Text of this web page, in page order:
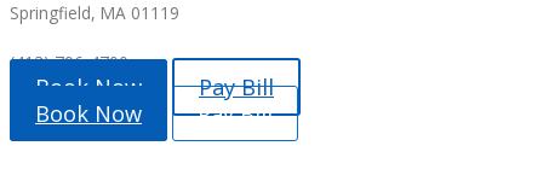
Springfield, MA 01119
(413) 796-4700
Book Now
Pay Bill
Book Now
Pay Bill